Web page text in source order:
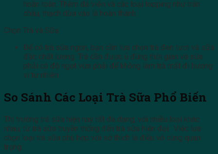
hoàn toàn. Thêm đá viên và các loại topping như trân
châu, thạch dừa vào là hoàn thành.
Chọn Trà và Sữa
Để có trà sữa ngon, bạn cần lựa chọn trà đen tươi và sữa
đặc chất lượng. Trà cần được ủ đúng thời gian và sữa
phải có độ ngọt vừa phải để không làm trà mất đi hương
vị tự nhiên.
So Sánh Các Loại Trà Sữa Phổ Biến
Thị trường trà sữa hiện nay rất đa dạng, với nhiều loại khác
nhau, từ trà sữa truyền thống đến trà sữa hiện đại. Việc lựa
chọn loại trà sữa phù hợp với sở thích là điều vô cùng quan
trọng.